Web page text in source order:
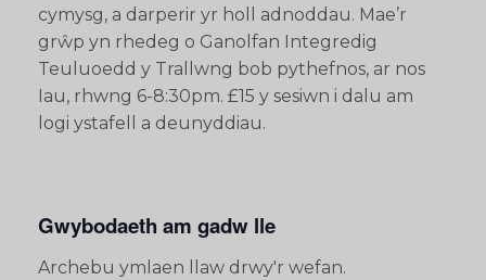
cymysg, a darperir yr holl adnoddau. Mae’r
grŵp yn rhedeg o Ganolfan Integredig
Teuluoedd y Trallwng bob pythefnos, ar nos
Iau, rhwng 6-8:30pm. £15 y sesiwn i dalu am
logi ystafell a deunyddiau.
Gwybodaeth am gadw lle
Archebu ymlaen llaw drwy'r wefan.